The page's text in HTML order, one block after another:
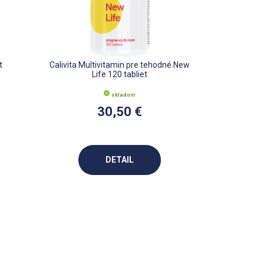
tvorbu červených krviniek. Vitamín
ako tele skutočne potrebuje a tým si vie
železa a správnu tvorbu kolagénu.
pripravovať, stačí iba prehltnúť
nič pripravovať, stačí iba prehltnúť
režimu, keďže sa pridávajú do vody, kde ju
Calivita Multivitamin pre tehodné New
Life 120 tabliet
skladom
30,50 €
DETAIL